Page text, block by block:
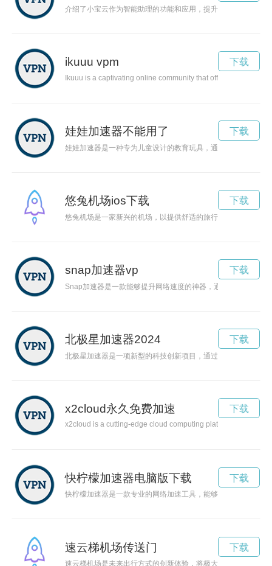
介绍了小宝云作为智能助理的功能和应用，提升生活的便捷性和
ikuuu vpm
Ikuuu is a captivating online community that offers its users a
下载
娃娃加速器不能用了
娃娃加速器是一种专为儿童设计的教育玩具，通过创新的方式
下载
悠兔机场ios下载
悠兔机场是一家新兴的机场，以提供舒适的旅行体验而闻名。
下载
snap加速器vp
Snap加速器是一款能够提升网络速度的神器，通过优化网络连
下载
北极星加速器2024
北极星加速器是一项新型的科技创新项目，通过加速器技术为
下载
x2cloud永久免费加速
x2cloud is a cutting-edge cloud computing platform that
下载
快柠檬加速器电脑版下载
快柠檬加速器是一款专业的网络加速工具，能够帮助用户畅享
下载
速云梯机场传送门
速云梯机场是未来出行方式的创新体验，将极大提高出行效率和
下载